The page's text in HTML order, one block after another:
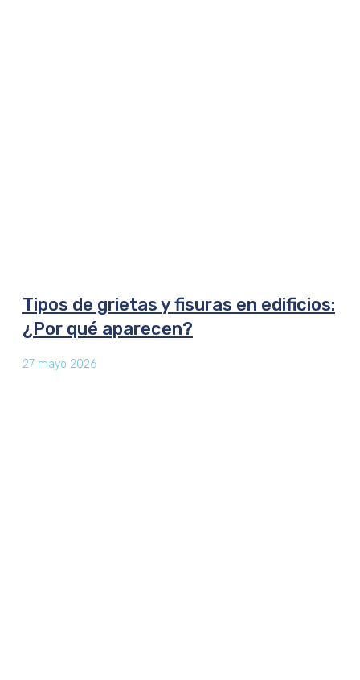
Tipos de grietas y fisuras en edificios:
¿Por qué aparecen?
27 mayo 2026